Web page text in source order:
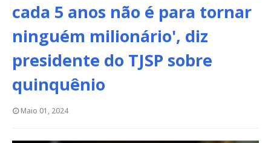
cada 5 anos não é para tornar
ninguém milionário', diz
presidente do TJSP sobre
quinquênio
Maio 01, 2024